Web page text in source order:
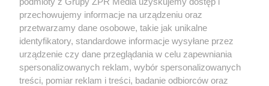
toaletę. Rozpuszcza kamień i
osady przez noc
przechowujemy informacje na urządzeniu oraz
przetwarzamy dane osobowe, takie jak unikalne
identyfikatory, standardowe informacje wysyłane przez
urządzenie czy dane przeglądania w celu zapewniania
spersonalizowanych reklam, wybór spersonalizowanych
treści, pomiar reklam i treści, badanie odbiorców oraz